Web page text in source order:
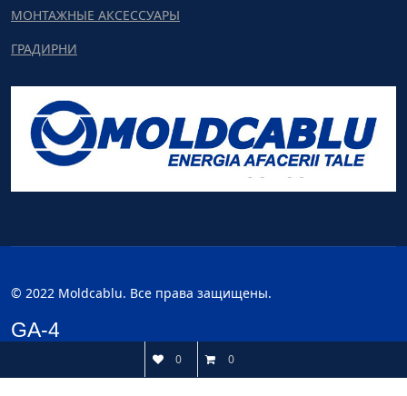
МОНТАЖНЫЕ АКСЕССУАРЫ
ГРАДИРНИ
© 2022 Moldcablu. Все права защищены.
GA-4
0 0